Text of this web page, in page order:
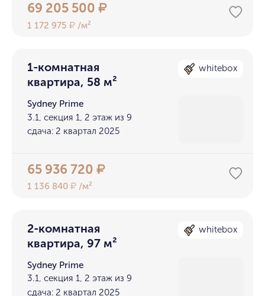
69 205 500₽
1 172 975₽ /м²
1-комнатная
квартира, 58 м²
whitebox
Sydney Prime
3.1, секция 1, 2 этаж из 9
сдача: 2 квартал 2025
65 936 720₽
1 136 840₽ /м²
2-комнатная
квартира, 97 м²
whitebox
Sydney Prime
3.1, секция 1, 2 этаж из 9
сдача: 2 квартал 2025